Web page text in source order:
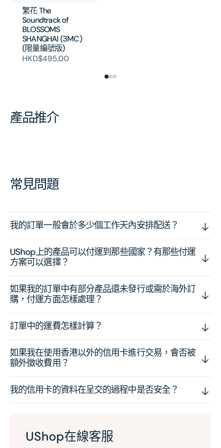
繁花 The
Soundtrack of
BLOSSOMS
SHANGHAI (3MC)
(限量編號版)
HKD$495.00
產品推介
常見問題
我的訂單一般會於多少個工作天內安排配送？
UShop上的產品可以付運到那些國家？有那些付運
方案可以選擇？
如果我的訂單中有部分產品還未發行或需於海外訂
購，付運方面怎樣處理？
訂單中的運費怎樣計算？
如果我在使用香港以外的信用卡進行交易，會否被
額外徵收費用？
我的信用卡的資料在呈交的過程中是否安全？
UShop在線客服